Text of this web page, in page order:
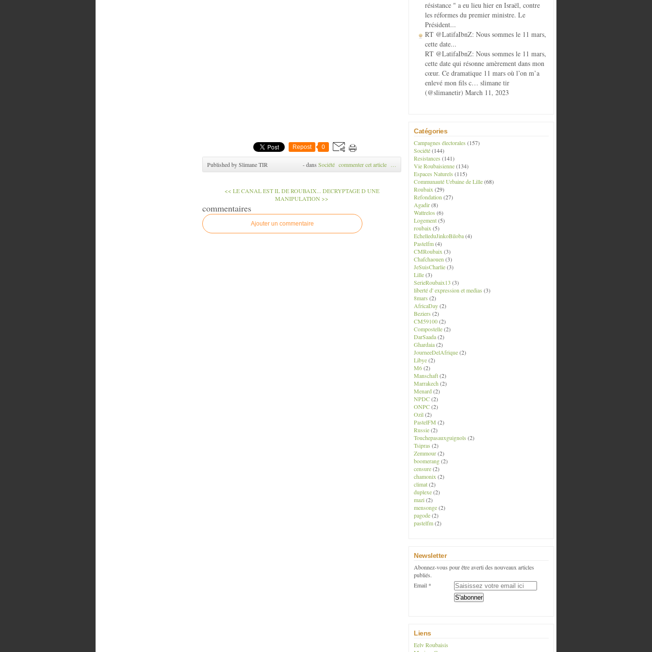
Repost 0
Published by Slimane TIR -dans Société commenter cet article …
<< LE CANAL EST IL DE ROUBAIX... DECRYPTAGE D UNE
MANIPULATION >>
commentaires
Ajouter un commentaire
résistance " a eu lieu hier en Israël, contre
les réformes du premier ministre. Le
Président...
RT @LatifaIbnZ: Nous sommes le 11 mars,
cette date...
RT @LatifaIbnZ: Nous sommes le 11 mars,
cette date qui résonne amèrement dans mon
cœur. Ce dramatique 11 mars où l’on m’a
enlevé mon fils c… slimane tir
(@slimanetir) March 11, 2023
Catégories
Campagnes électorales (157)
Société(144)
Resistances (141)
Vie Roubaisienne(134)
Espaces Naturels (115)
Communauté Urbaine de Lille(68)
Roubaix (29)
Refondation (27)
Agadir(8)
Wattrelos (6)
Logement(5)
roubaix (5)
EchelleduJinkoBiloba(4)
Pastelfm(4)
CMRoubaix (3)
Chafchaouen (3)
JeSuisCharlie(3)
Lille(3)
SerieRoubaix13 (3)
liberté d' expression et medias (3)
8mars (2)
AfricaDay(2)
Beziers (2)
CM59100(2)
Compostelle(2)
DarSaada(2)
Ghardaia(2)
JourneeDelAfrique(2)
Libye(2)
M6(2)
Manschaft(2)
Marrakech (2)
Menard(2)
NPDC(2)
ONPC(2)
Ozil(2)
PastelFM (2)
Russie(2)
Touchepasauxguignols (2)
Tsipras (2)
Zemmour(2)
boomerang(2)
censure(2)
chamonix (2)
climat(2)
duplexe(2)
mazi(2)
mensonge(2)
pagode(2)
pastelfm(2)
Newsletter
Abonnez-vous pour être averti des nouveaux articles
publiés.
Email
Liens
Eelv Roubaisis